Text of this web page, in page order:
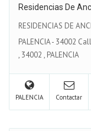
Residencias De
RESIDENCIAS DE
PALENCIA - 34002
, 34002 , PALENCIA
PALENCIA Contactar